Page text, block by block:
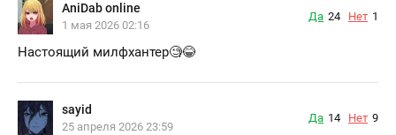
AniDab online
1 мая 2026 02:16
Да 24 Нет 1
Настоящий милфхантер🧐😂
sayid
25 апреля 2026 23:59
Да 14 Нет 9